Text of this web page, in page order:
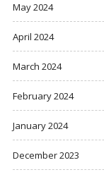
May 2024
April 2024
March 2024
February 2024
January 2024
December 2023